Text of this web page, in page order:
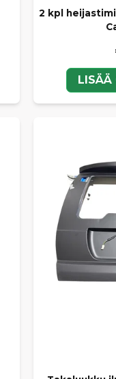
2 kpl
LISÄÄ